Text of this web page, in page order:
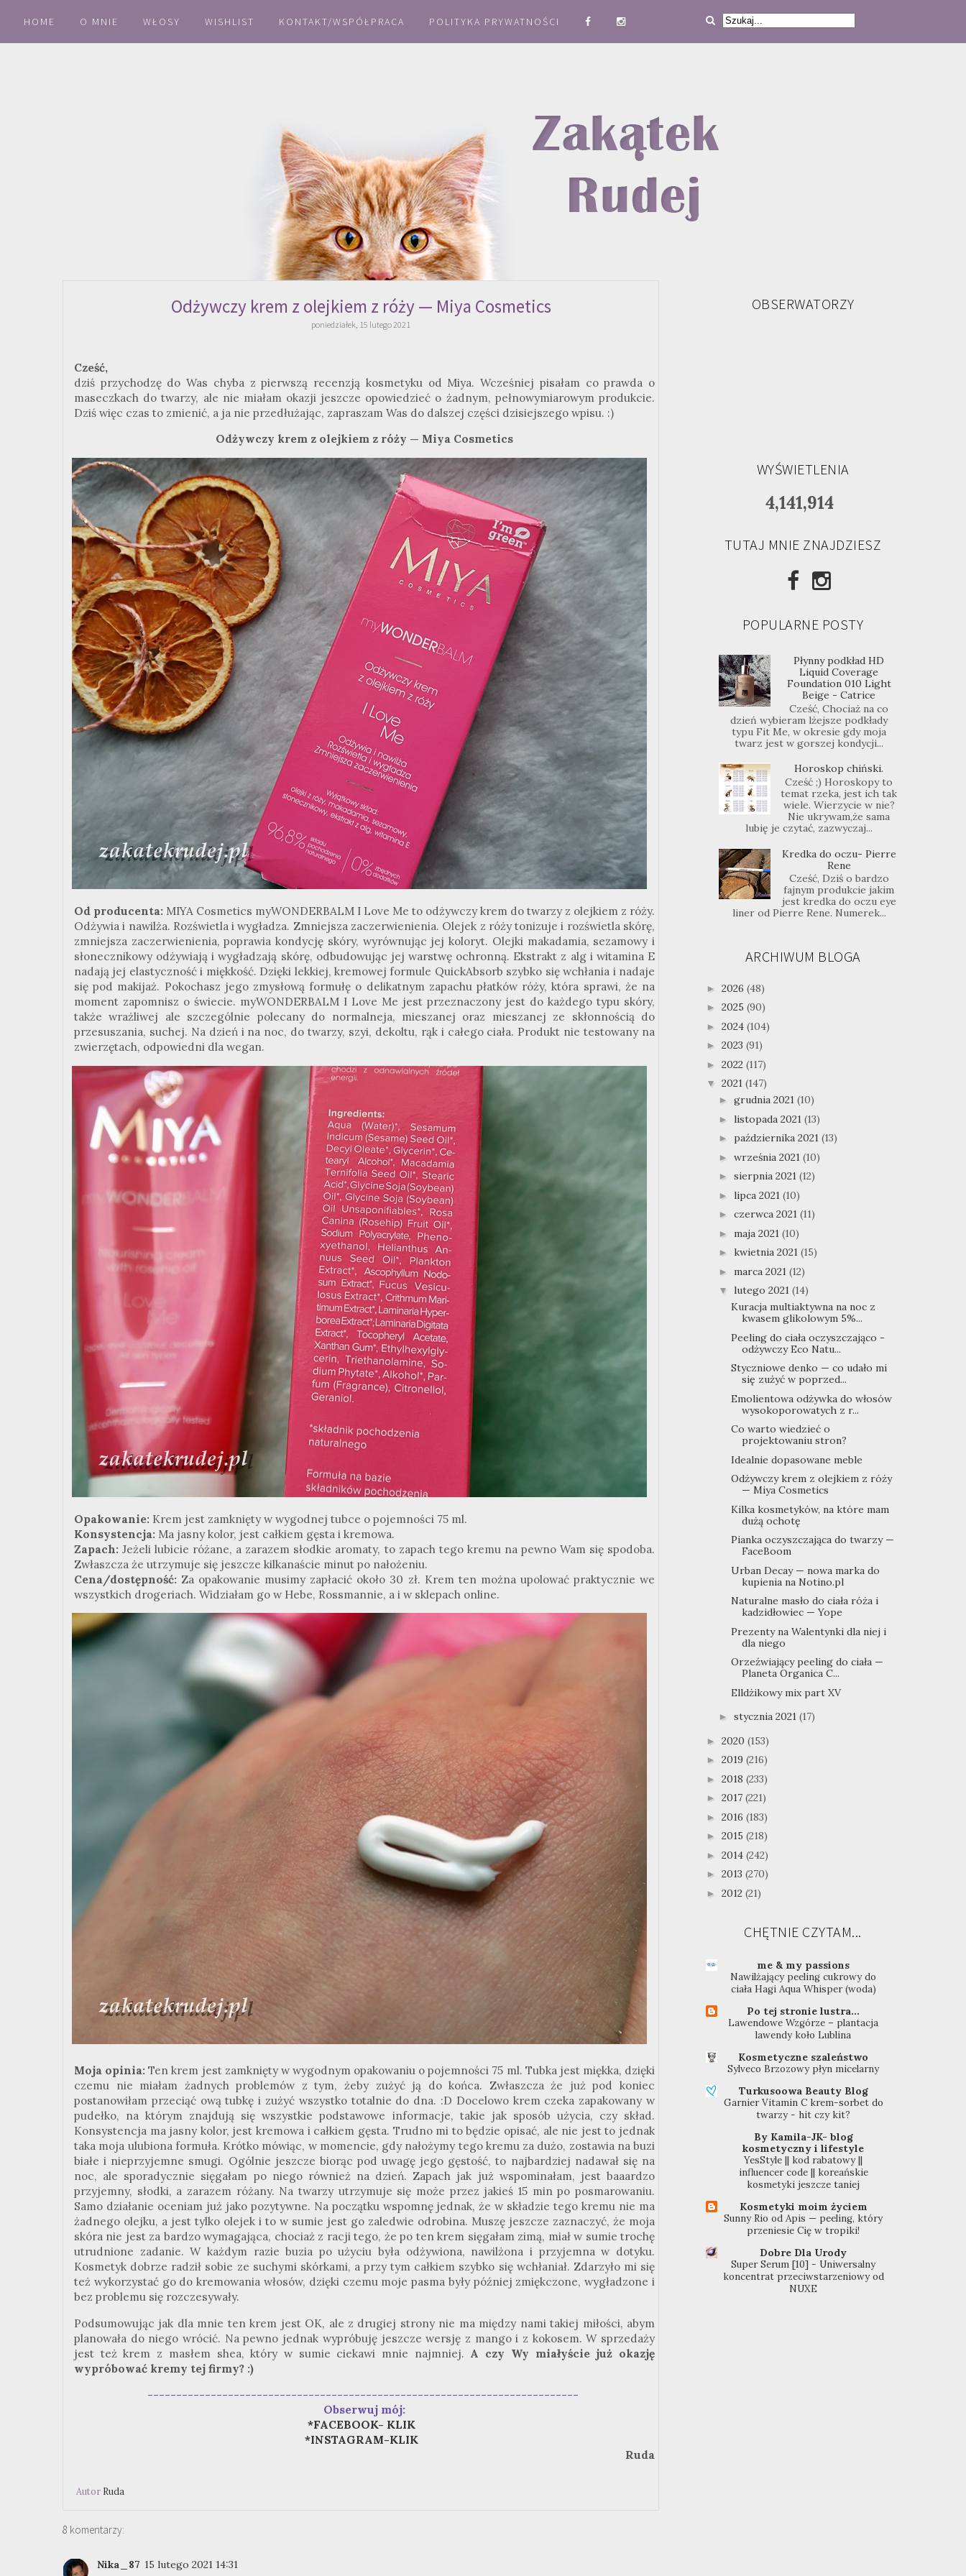
HOME O MNIE WŁOSY WISHLIST KONTAKT/WSPÓŁPRACA POLITYKA PRYWATNOŚCI
Odżywczy krem z olejkiem z róży — Miya Cosmetics
poniedziałek, 15 lutego 2021
Cześć,
dziś przychodzę do Was chyba z pierwszą recenzją kosmetyku od Miya. Wcześniej pisałam co prawda o
maseczkach do twarzy, ale nie miałam okazji jeszcze opowiedzieć o żadnym, pełnowymiarowym produkcie.
Dziś więc czas to zmienić, a ja nie przedłużając, zapraszam Was do dalszej części dzisiejszego wpisu. :)
Odżywczy krem z olejkiem z róży — Miya Cosmetics
Od producenta: MIYA Cosmetics myWONDERBALM I Love Me to odżywczy krem do twarzy z olejkiem z róży.
Odżywia i nawilża. Rozświetla i wygładza. Zmniejsza zaczerwienienia. Olejek z róży tonizuje i rozświetla skórę,
zmniejsza zaczerwienienia, poprawia kondycję skóry, wyrównując jej koloryt. Olejki makadamia, sezamowy i
słonecznikowy odżywiają i wygładzają skórę, odbudowując jej warstwę ochronną. Ekstrakt z alg i witamina E
nadają jej elastyczność i miękkość. Dzięki lekkiej, kremowej formule QuickAbsorb szybko się wchłania i nadaje
się pod makijaż. Pokochasz jego zmysłową formułę o delikatnym zapachu płatków róży, która sprawi, że na
moment zapomnisz o świecie. myWONDERBALM I Love Me jest przeznaczony jest do każdego typu skóry,
także wrażliwej ale szczególnie polecany do normalneja, mieszanej oraz mieszanej ze skłonnością do
przesuszania, suchej. Na dzień i na noc, do twarzy, szyi, dekoltu, rąk i całego ciała. Produkt nie testowany na
zwierzętach, odpowiedni dla wegan.
Opakowanie: Krem jest zamknięty w wygodnej tubce o pojemności 75 ml.
Konsystencja: Ma jasny kolor, jest całkiem gęsta i kremowa.
Zapach: Jeżeli lubicie różane, a zarazem słodkie aromaty, to zapach tego kremu na pewno Wam się spodoba.
Zwłaszcza że utrzymuje się jeszcze kilkanaście minut po nałożeniu.
Cena/dostępność: Za opakowanie musimy zapłacić około 30 zł. Krem ten można upolować praktycznie we
wszystkich drogeriach. Widziałam go w Hebe, Rossmannie, a i w sklepach online.
Moja opinia: Ten krem jest zamkniętyw wygodnym opakowaniu o pojemności 75 ml. Tubka jest miękka, dzięki
czemu nie miałam żadnych problemów z tym, żebyzużyć ją do końca. Zwłaszcza że już pod koniec
postanowiłam przeciąć ową tubkę i zużyć wszystko totalnie do dna. :D Docelowo krem czeka zapakowany w
pudełko, na którym znajdują się wszystkie podstawowe informacje, takie jak sposób użycia, czy skład.
Konsystencja ma jasny kolor, jest kremowa i całkiem gęsta. Trudno mi to będzie opisać, ale nie jest to jednak
taka moja ulubiona formuła. Krótko mówiąc, w momencie, gdy nałożymy tego kremu za dużo, zostawia na buzi
białe i nieprzyjemne smugi. Ogólnie jeszcze biorąc pod uwagę jego gęstość, to najbardziej nadawał się na
noc, ale sporadycznie sięgałam po niego również na dzień. Zapach jak już wspominałam, jest baaardzo
przyjemny, słodki, a zarazem różany. Na twarzy utrzymuje się może przez jakieś 15 min po posmarowaniu.
Samo działanie oceniam już jako pozytywne. Na początku wspomnę jednak, że w składzie tego kremu nie ma
żadnego olejku, a jest tylko olejek i to w sumie jest go zaledwie odrobina. Muszę jeszcze zaznaczyć, że moja
skóra nie jest za bardzo wymagająca, chociaż z racji tego, że po ten krem sięgałam zimą, miał w sumie trochę
utrudnione zadanie. W każdym razie buzia po użyciu była odżywiona, nawilżona i przyjemna w dotyku.
Kosmetyk dobrze radził sobie ze suchymi skórkami, a przy tym całkiem szybko się wchłaniał. Zdarzyło mi się
też wykorzystać go do kremowania włosów, dzięki czemu moje pasma były później zmiękczone, wygładzone i
bez problemu się rozczesywały.
Podsumowując jak dla mnie ten krem jest OK, ale z drugiej strony nie ma między nami takiej miłości, abym
planowała do niego wrócić. Na pewno jednak wypróbuję jeszcze wersję z mango i z kokosem. W sprzedaży
jest też krem z masłem shea, który w sumie ciekawi mnie najmniej. A czy Wy miałyście już okazję
wypróbować kremy tej firmy? :)
---------------------------------------------------------------------------
Obserwuj mój:
*FACEBOOK- KLIK
*INSTAGRAM-KLIK
Ruda
Autor Ruda
8 komentarzy:
Nika_87 15 lutego 2021 14:31
OBSERWATORZY
WYŚWIETLENIA
4,141,914
TUTAJ MNIE ZNAJDZIESZ
POPULARNE POSTY
Płynny podkład HD
Liquid Coverage
Foundation 010 Light
Beige - Catrice
Cześć, Chociaż na co
dzień wybieram lżejsze podkłady
typu Fit Me, w okresie gdy moja
twarz jest w gorszej kondycji...
Horoskop chiński.
Cześć ;) Horoskopy to
temat rzeka, jest ich tak
wiele. Wierzycie w nie?
Nie ukrywam,że sama
lubię je czytać, zazwyczaj...
Kredka do oczu- Pierre
Rene
Cześć, Dziś o bardzo
fajnym produkcie jakim
jest kredka do oczu eye
liner od Pierre Rene. Numerek...
ARCHIWUM BLOGA
► 2026 (48)
► 2025 (90)
► 2024 (104)
► 2023 (91)
► 2022 (117)
▼ 2021 (147)
► grudnia 2021 (10)
► listopada 2021 (13)
► października 2021 (13)
► września 2021 (10)
► sierpnia 2021 (12)
► lipca 2021 (10)
► czerwca 2021 (11)
► maja 2021 (10)
► kwietnia 2021 (15)
► marca 2021 (12)
▼ lutego 2021 (14)
Kuracja multiaktywna na noc z
kwasem glikolowym 5%...
Peeling do ciała oczyszczająco -
odżywczy Eco Natu...
Styczniowe denko — co udało mi
się zużyć w poprzed...
Emolientowa odżywka do włosów
wysokoporowatych z r...
Co warto wiedzieć o
projektowaniu stron?
Idealnie dopasowane meble
Odżywczy krem z olejkiem z róży
— Miya Cosmetics
Kilka kosmetyków, na które mam
dużą ochotę
Pianka oczyszczająca do twarzy —
FaceBoom
Urban Decay — nowa marka do
kupienia na Notino.pl
Naturalne masło do ciała róża i
kadzidłowiec — Yope
Prezenty na Walentynki dla niej i
dla niego
Orzeźwiający peeling do ciała —
Planeta Organica C...
Elldżikowy mix part XV
► stycznia 2021 (17)
► 2020 (153)
► 2019 (216)
► 2018 (233)
► 2017 (221)
► 2016 (183)
► 2015 (218)
► 2014 (242)
► 2013 (270)
► 2012 (21)
CHĘTNIE CZYTAM...
me & my passions
Nawilżający peeling cukrowy do
ciała Hagi Aqua Whisper (woda)
Po tej stronie lustra...
Lawendowe Wzgórze – plantacja
lawendy koło Lublina
Kosmetyczne szaleństwo
Sylveco Brzozowy płyn micelarny
Turkusoowa Beauty Blog
Garnier Vitamin C krem-sorbet do
twarzy - hit czy kit?
By Kamila-JK- blog
kosmetyczny i lifestyle
YesStyle || kod rabatowy ||
influencer code || koreańskie
kosmetyki jeszcze taniej
Kosmetyki moim życiem
Sunny Rio od Apis — peeling, który
przeniesie Cię w tropiki!
Dobre Dla Urody
Super Serum [10] - Uniwersalny
koncentrat przeciwstarzeniowy od
NUXE